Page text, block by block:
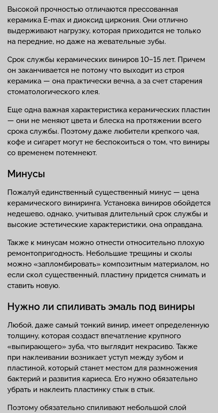
Высокой прочностью отличаются прессованная
керамика E-max и диоксид циркония. Они отлично
выдерживают нагрузку, которая приходится не только
на передние, но даже на жевательные зубы.
Срок службы керамических виниров 10–15 лет. Причем
он заканчивается не потому что выходит из строя
керамика — она практически вечна, а за счет старения
стоматологического клея.
Еще одна важная характеристика керамических пластин
— они не меняют цвета и блеска на протяжении всего
срока службы. Поэтому даже любители крепкого чая,
кофе и сигарет могут не беспокоиться о том, что виниры
со временем потемнеют.
Минусы
Пожалуй единственный существенный минус — цена
керамического виниринга. Установка виниров обойдется
недешево, однако, учитывая длительный срок службы и
высокие эстетические характеристики, она оправдана.
Также к минусам можно отнести относительно плохую
ремонтопригодность. Небольшие трещины и сколы
можно «запломбировать» композитным материалом, но
если скол существенный, пластину придется снимать и
ставить новую.
Нужно ли спиливать эмаль под виниры
Любой, даже самый тонкий винир, имеет определенную
толщину, которая создаст впечатление крупного
«выпирающего» зуба, что выглядит некрасиво. Также
при наклеивании возникает уступ между зубом и
пластиной, который станет местом для размножения
бактерий и развития кариеса. Его нужно обязательно
убрать и наклеить пластинку стык в стык.
Поэтому обязательно спиливают небольшой слой